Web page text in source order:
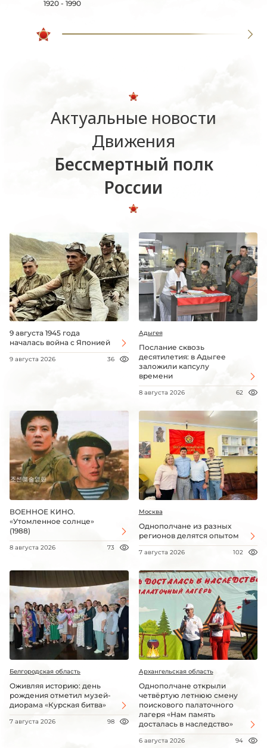
1920 - 1990
Актуальные новости
Движения
Бессмертный полк
России
9 августа 1945 года
началась война с Японией
9 августа 2026 36
Адыгея
Послание сквозь
десятилетия: в Адыгее
заложили капсулу
времени
8 августа 2026 62
ВОЕННОЕ КИНО.
«Утомленное солнце»
(1988)
8 августа 2026 73
Москва
Однополчане из разных
регионов делятся опытом
7 августа 2026 102
Белгородская область
Оживляя историю: день
рождения отметил музей-
диорама «Курская битва»
7 августа 2026 98
Архангельская область
Однополчане открыли
четвёртую летнюю смену
поискового палаточного
лагеря «Нам память
досталась в наследство»
6 августа 2026 94